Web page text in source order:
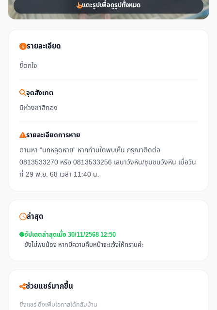
แตะรูปเพื่อดูรูปทั้งหมด
รายละเอียด
ขี้ตกใจ
จุดสังเกต
มีห่วงขาสีทอง
รายละเอียดการหาย
ตามหา “นกหลุดหาย” หากท่านใดพบเห็น กรุณาติดต่อ
0813533270 หรือ 0813533256 เสนาวังหิน/ชุมชนวังหิน เมื่อวัน
ที่ 29 พ.ย. 68 เวลา 11:40 น.
ล่าสุด
อัปเดตล่าสุดเมื่อ 30/11/2568 12:50
ยังไม่พบน้อง หากมีความคืบหน้าจะแจ้งให้ทราบค่ะ
ช่วยแชร์มากขึ้น
ยิ่งแชร์ ยิ่งเพิ่มโอกาสได้กลับบ้าน